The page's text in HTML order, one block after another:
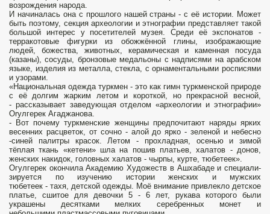
возрож­дения народа.
И начиналась она c прошлого нашей страны - с её ис­тории. Может
быть поэтому, секция археологии и этнографии представ­ляет такой
большой интерес y посе­тителей музея. Среди её экспонатов -
терракотовые фигурки из обожжён­ной глины, изображающие
людей, божества, животных, керамическая и каменная посуда
(казаны), сосуды, бронзовыe медальоны c надписями на арабскoм
языке, изделия из ме­талла, стеклa, c орнаментальными росписями
и узорами.
«Нацио­нальная одежда туркмен - это как гимн туркменской природе
c её дол­гим жарким летом и короткой, но прекрасной весной,
- рассказыва­ет заведующая отделом «археоло­гии и этнографии»
Оryлгерек Агаджанова.
- Вот почему туркменские женщины предпочитают наряды яр­ких
весенних расцветок, от сочно - алой до ярко - зеленой и небесно
-синей палитры красок. Летом - прохладная, осенью и зимой
тёплая ткань «кетени» шла на пошив пла­тьев, халатов - донов,
женских на­кидок, головных халатов - чырпы, курте, тюбетеек».
Огулгерек окончила Академию Художеств в Ашхабаде и специали­
зируется по изучению истории жен­ских и мужских
тюбетеек - тахя, детской одежды. Моё внимание при­влекло детское
платье, сшитое для девочки 5 - 6 лет, рукава которого были
украшены десятками мелких серебренных монет и